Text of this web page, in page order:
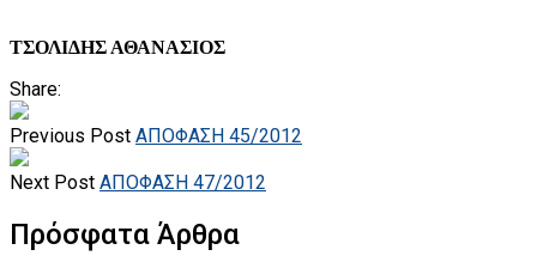
ΤΣΟΛΙΔΗΣ ΑΘΑΝΑΣΙΟΣ
Share:
Previous Post ΑΠΟΦΑΣΗ 45/2012
Next Post ΑΠΟΦΑΣΗ 47/2012
Πρόσφατα Άρθρα